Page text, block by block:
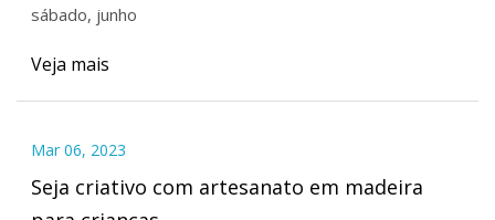
sábado, junho
Veja mais
Mar 06, 2023
Seja criativo com artesanato em madeira